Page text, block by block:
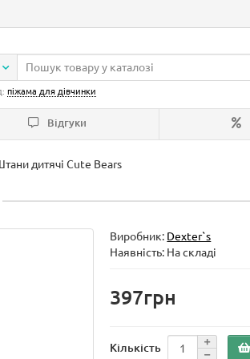
піжама для дівчинки
Відгуки
дитячі Cute Bears
Виробник: Dexter`s
Наявність: На складі
397грн
Кількість